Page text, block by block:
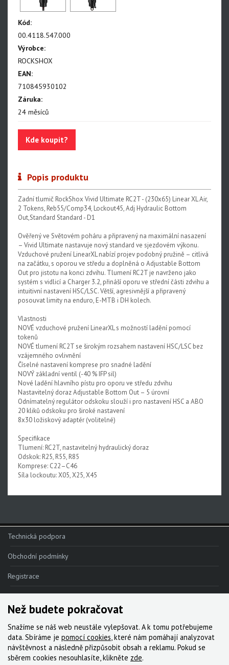
Monarch, Monarch Plus
SIDLuxe
Deluxe, Super Deluxe
Vivid - NEW!!!
Reverb AXS - NEW!!!
Reverb AXS XPLR
Oleje, maziva, kapaliny
Odvzdušňovací sady
Upgrade kity
Nářadí, hustilky
Náhradní díly k vidlicím
Náhradní díly k tlumičům
Náhradní díly k sedlovkám
Blatníky
Kód:
00.4118.547.000
Výrobce:
ROCKSHOX
EAN:
710845930102
Záruka:
24 měsíců
Kde koupit?
Popis produktu
Zadní tlumič RockShox Vivid Ultimate RC2T - (230x65) Linear XL Air,
2 Tokens, Reb55/Comp34, Lockout45, Adj Hydraulic Bottom
Out,Standard Standard - D1
Ověřený ve Světovém poháru a připravený na maximální nasazení
– Vivid Ultimate nastavuje nový standard ve sjezdovém výkonu.
Vzduchové pružení LinearXL nabízí projev podobný pružině – citlivá
na začátku, s oporou ve středu a doplněná o Adjustable Bottom
Out pro jistotu na konci zdvihu. Tlumení RC2T je navrženo jako
systém s vidlicí a Charger 3.2, přináší oporu ve střední části zdvihu a
intuitivní nastavení HSC/LSC. Větší, agresivnější a připravený
posouvat limity na enduro, E-MTB i DH kolech.
Vlastnosti
NOVÉ vzduchové pružení LinearXL s možností ladění pomocí
tokenů
NOVÉ tlumení RC2T se širokým rozsahem nastavení HSC/LSC bez
vzájemného ovlivnění
Číselné nastavení komprese pro snadné ladění
NOVÝ základní ventil (-40 % IFP sil)
Nové ladění hlavního pístu pro oporu ve středu zdvihu
Nastavitelný doraz Adjustable Bottom Out – 5 úrovní
Odnímatelný regulátor odskoku slouží i pro nastavení HSC a ABO
20 kliků odskoku pro široké nastavení
8x30 ložiskový adaptér (volitelné)
Specifikace
Tlumení: RC2T, nastavitelný hydraulický doraz
Odskok: R25, R55, R85
Komprese: C22–C46
Síla lockoutu: X05, X25, X45
Technická podpora
Obchodní podmínky
Registrace
Reklamace
Kde nakoupit
Kontakt
Servis
Než budete pokračovat
Snažíme se náš web neustále vylepšovat. A k tomu potřebujeme
data. Sbíráme je pomocí cookies, které nám pomáhají analyzovat
návštěvnost a následně přizpůsobit obsah a reklamu. Pokud se
sběrem cookies nesouhlasíte, klikněte zde.